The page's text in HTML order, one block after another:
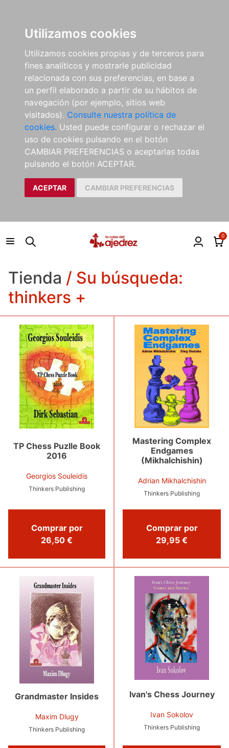
Utilizamos cookies
Utilizamos cookies propias y de terceros para
fines analíticos y mostrarle publicidad
relacionada con sus preferencias, en base a
un perfil elaborado a partir de su hábitos de
navegación (por ejemplo, sitios web
visitados). Consulte nuestra política de
cookies. Usted puede configurar o rechazar el
uso de cookies pulsando en el botón
CAMBIAR PREFERENCIAS o aceptarlas todas
pulsando el botón ACEPTAR.
ACEPTAR CAMBIAR PREFERENCIAS
0
Tienda / Su búsqueda:
thinkers +
TP Chess Puzlle Book
2016
Georgios Souleidis
Thinkers Publishing
Comprar por
26,50 €
Mastering Complex
Endgames
(Mikhalchishin)
Adrian Mikhalchishin
Thinkers Publishing
Comprar por
29,95 €
Grandmaster Insides
Maxim Dlugy
Thinkers Publishing
Ivan's Chess Journey
Ivan Sokolov
Thinkers Publishing